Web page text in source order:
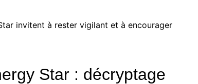
invitent à rester vigilant et à encourager
Star : décryptage